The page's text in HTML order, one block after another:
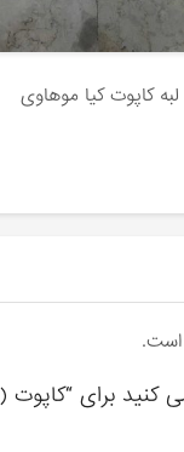
لبه کاپوت کیا موهاوی
است.
کنید برای